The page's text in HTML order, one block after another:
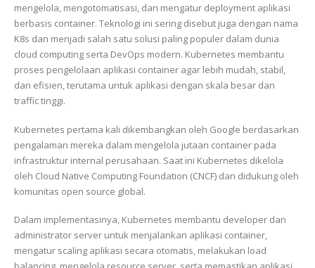
mengelola, mengotomatisasi, dan mengatur deployment aplikasi
berbasis container. Teknologi ini sering disebut juga dengan nama
K8s dan menjadi salah satu solusi paling populer dalam dunia
cloud computing serta DevOps modern. Kubernetes membantu
proses pengelolaan aplikasi container agar lebih mudah, stabil,
dan efisien, terutama untuk aplikasi dengan skala besar dan
traffic tinggi.
Kubernetes pertama kali dikembangkan oleh Google berdasarkan
pengalaman mereka dalam mengelola jutaan container pada
infrastruktur internal perusahaan. Saat ini Kubernetes dikelola
oleh Cloud Native Computing Foundation (CNCF) dan didukung oleh
komunitas open source global.
Dalam implementasinya, Kubernetes membantu developer dan
administrator server untuk menjalankan aplikasi container,
mengatur scaling aplikasi secara otomatis, melakukan load